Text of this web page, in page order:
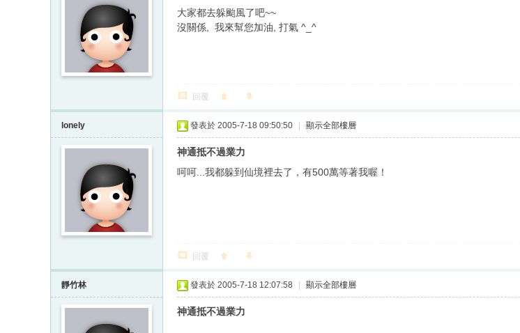
大家都去躲颱風了吧~~
沒關係, 我來幫您加油, 打氣 ^_^
回覆
lonely 發表於 2005-7-18 09:50:50 顯示全部樓層
神通抵不過業力
呵呵...我都躲到仙境裡去了，有500萬等著我喔！
回覆
靜竹林 發表於 2005-7-18 12:07:58 顯示全部樓層
神通抵不過業力